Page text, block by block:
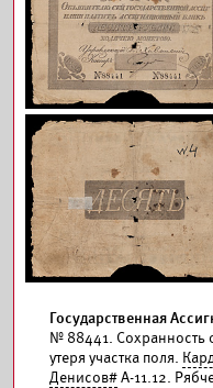
Государственная
№ 88441. Сохранность
утеря участка поля.
Денисов#А-11.12.